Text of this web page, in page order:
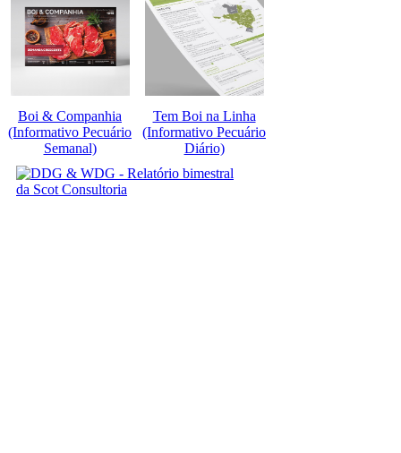
Boi & Companhia
(Informativo Pecuário
Semanal)
Tem Boi na Linha
(Informativo Pecuário
Diário)